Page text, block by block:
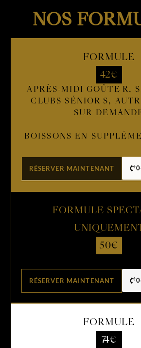
NOS
FORMULE
42€
APRÈS-MIDI GOÛTER,
CLUBS SÉNIORS,
SUR
BOISSONS EN
RÉSERVER MAINTENANT
FORMULE
50€
RÉSERVER MAINTENANT
FORMULE
74€